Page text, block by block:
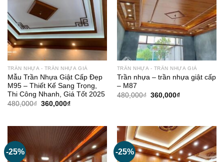
TRẦN NHỰA - TRẦN NHỰA GIẢ
Mẫu Trần Nhựa Giật Cấp Đẹp
M95 – Thiết Kế Sang Trọng,
Thi Công Nhanh, Giá Tốt 2025
480,000₫ Giá
360,000₫Giá
360,000₫.
TRẦN NHỰA - TRẦN NHỰA GIẢ
Trần nhựa – trần nhựa giật cấp
– M87
480,000₫ Giá
360,000₫Giá
-25% -25%